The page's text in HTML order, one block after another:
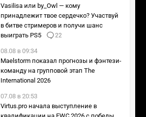
Vasilisa или by_Owl — кому
принадлежит твое сердечко? Участвуй
в битве стримеров и получи шанс
выиграть PS5
22
08.08 в 09:34
Maelstorm показал прогнозы и фэнтези-
команду на групповой этап The
International 2026
07.08 в 20:53
Virtus.pro начала выступление в